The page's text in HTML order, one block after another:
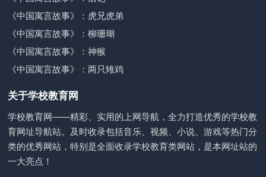
《中国寓言故事》：虎兄虎弟
《中国寓言故事》：柳珊瑚
《中国寓言故事》：神猴
《中国寓言故事》：两只雉鸡
关于学校教育网
学校教育网——精彩、实用的上网导航，全力打造优秀的学校教
育网址导航站。及时收录包括音乐、视频、小说、游戏等热门分
类的优秀网站，特别是全面收录学校教育类网站，是本网址站的
一大亮点！